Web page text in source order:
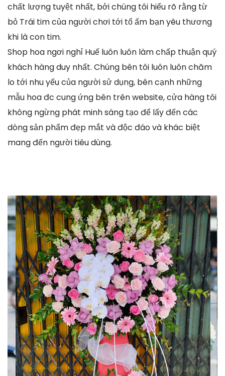
chất lượng tuyệt nhất, bởi chúng tôi hiểu rõ rằng từ
bỏ Trái tim của người chơi tới tổ ấm bạn yêu thương
khi là con tim.
Shop hoa ngơi nghỉ Huế luôn luôn làm chấp thuận quý
khách hàng duy nhất. Chúng bên tôi luôn luôn chăm
lo tới nhu yếu của người sử dụng, bên cạnh những
mẫu hoa đc cung ứng bên trên website, cửa hàng tôi
không ngừng phát minh sáng tạo để lấy đến các
dòng sản phẩm đẹp mắt và độc đáo và khác biệt
mang đến người tiêu dùng.